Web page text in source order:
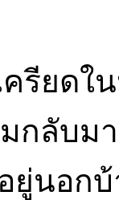
รียดใ
กลับมา
ยู่นอก